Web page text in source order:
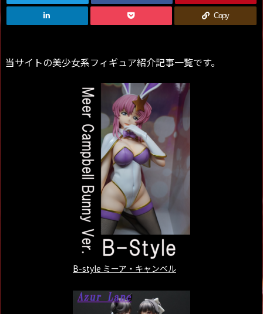
Copy
当サイトの美少女系フィギュア紹介記事一覧です。
B-style ミーア・キャンベル